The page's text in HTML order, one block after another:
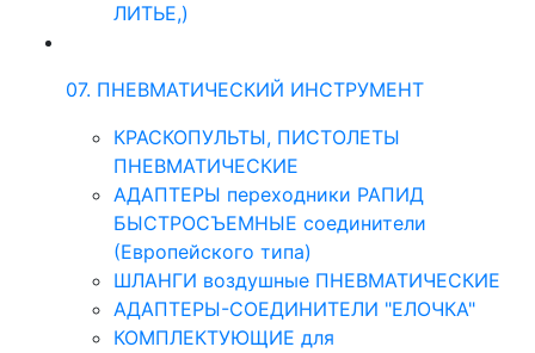
ЛИТЬЕ,)
07. ПНЕВМАТИЧЕСКИЙ ИНСТРУМЕНТ
КРАСКОПУЛЬТЫ, ПИСТОЛЕТЫ
ПНЕВМАТИЧЕСКИЕ
АДАПТЕРЫ переходники РАПИД
БЫСТРОСЪЕМНЫЕ соединители
(Европейского типа)
ШЛАНГИ воздушные ПНЕВМАТИЧЕСКИЕ
АДАПТЕРЫ-СОЕДИНИТЕЛИ "ЕЛОЧКА"
КОМПЛЕКТУЮЩИЕ для